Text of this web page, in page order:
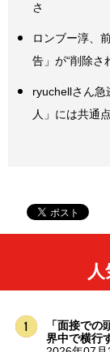
さ
ロンブー淳、
告」が“削除さ
ryuchellさん
人」には共通
「面接で
界中で横行